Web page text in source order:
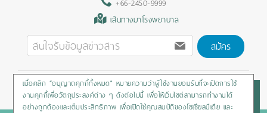
+66-2450-9999
เส้นทางมาโรงพยาบาล
สมัคร
Privacy Policy/Cookies Policy/Sitemap/สิทธิผู้ป่วย
เมื่อคลิก “อนุญาตคุกกี้ทั้งหมด” หมายความว่าผู้ใช้งานยอมรับที่จะเปิดการใช้
งานคุกกี้เพื่อวัตถุประสงค์ต่าง ๆ ดังต่อไปนี้ เพื่อให้เว็บไซต์สามารถทำงานได้
อย่างถูกต้องและเต็มประสิทธิภาพ เพื่อเปิดใช้คุณสมบัติของโซเชียลมีเดีย และ